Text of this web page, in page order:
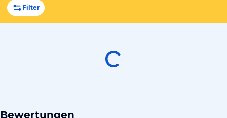
Filter
Bewertungen